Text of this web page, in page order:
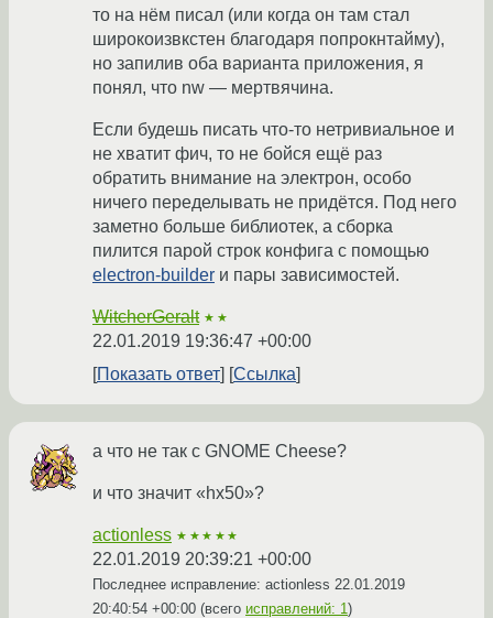
то на нём писал (или когда он там стал
широкоизвкстен благодаря попрокнтайму),
но запилив оба варианта приложения, я
понял, что nw — мертвячина.
Если будешь писать что-то нетривиальное и
не хватит фич, то не бойся ещё раз
обратить внимание на электрон, особо
ничего переделывать не придётся. Под него
заметно больше библиотек, а сборка
пилится парой строк конфига с помощью
electron-builder и пары зависимостей.
WitcherGeralt ★★
22.01.2019 19:36:47 +00:00
Показать ответ
Ссылка
а что не так с GNOME Cheese?
и что значит «hx50»?
actionless ★★★★★
22.01.2019 20:39:21 +00:00
Последнее исправление: actionless 22.01.2019
20:40:54 +00:00 (всего исправлений: 1)